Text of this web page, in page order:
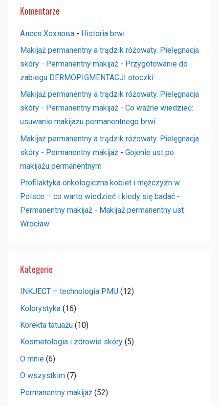
Komentarze
Алеся Хохлова - Historia brwi
Makijaż permanentny a trądzik różowaty. Pielęgnacja
skóry - Permanentny makijaż - Przygotowanie do
zabiegu DERMOPIGMENTACJI otoczki
Makijaż permanentny a trądzik różowaty. Pielęgnacja
skóry - Permanentny makijaż - Co ważne wiedzieć:
usuwanie makijażu permanentnego brwi
Makijaż permanentny a trądzik różowaty. Pielęgnacja
skóry - Permanentny makijaż - Gojenie ust po
makijażu permanentnym
Profilaktyka onkologiczna kobiet i mężczyzn w
Polsce – co warto wiedzieć i kiedy się badać -
Permanentny makijaż - Makijaż permanentny ust
Wrocław
Kategorie
INKJECT – technologia PMU (12)
Kolorystyka (16)
Korekta tatuażu (10)
Kosmetologia i zdrowie skóry (5)
O mnie (6)
O wszystkim (7)
Permanentny makijaż (52)